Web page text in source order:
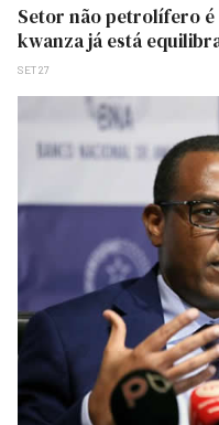
Setor não petrolífero
kwanza já está
SET 27